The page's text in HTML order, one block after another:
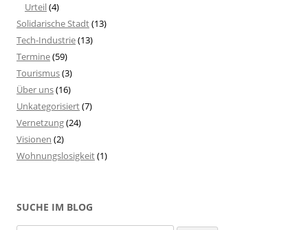
Urteil(4)
Solidarische Stadt(13)
Tech-Industrie(13)
Termine(59)
Tourismus(3)
Über uns(16)
Unkategorisiert(7)
Vernetzung(24)
Visionen (2)
Wohnungslosigkeit(1)
SUCHE IM BLOG